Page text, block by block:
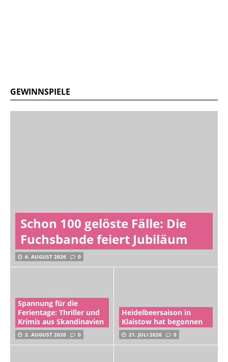
GEWINNSPIELE
Schon 100 gelöste Fälle: Die
Fuchsbande feiert Jubiläum
6. AUGUST 2026 0
Spannung für die
Ferientage: Thriller und
Krimis aus Skandinavien
2. AUGUST 2026 0
Heidelbeersaison in
Klaistow hat begonnen
21. JULI 2026 0